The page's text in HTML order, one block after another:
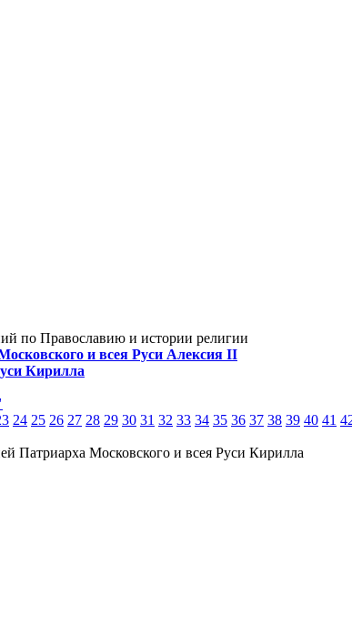
по Православию и истории религии
и всея Руси Алексия II
Кирилла
24 25 26 27 28 29 30 31 32 33 34 35 36 37 38 39 40 41
Патриарха Московского и всея Руси Кирилла